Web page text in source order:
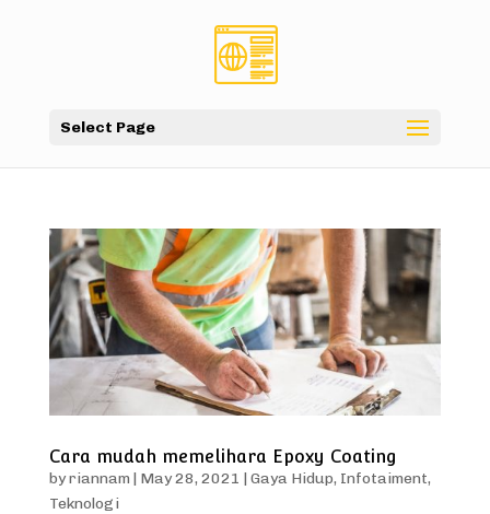
Select Page
Cara mudah memelihara Epoxy Coating
byriannam | May 28, 2021 | Gaya Hidup, Infotaiment,
Teknologi